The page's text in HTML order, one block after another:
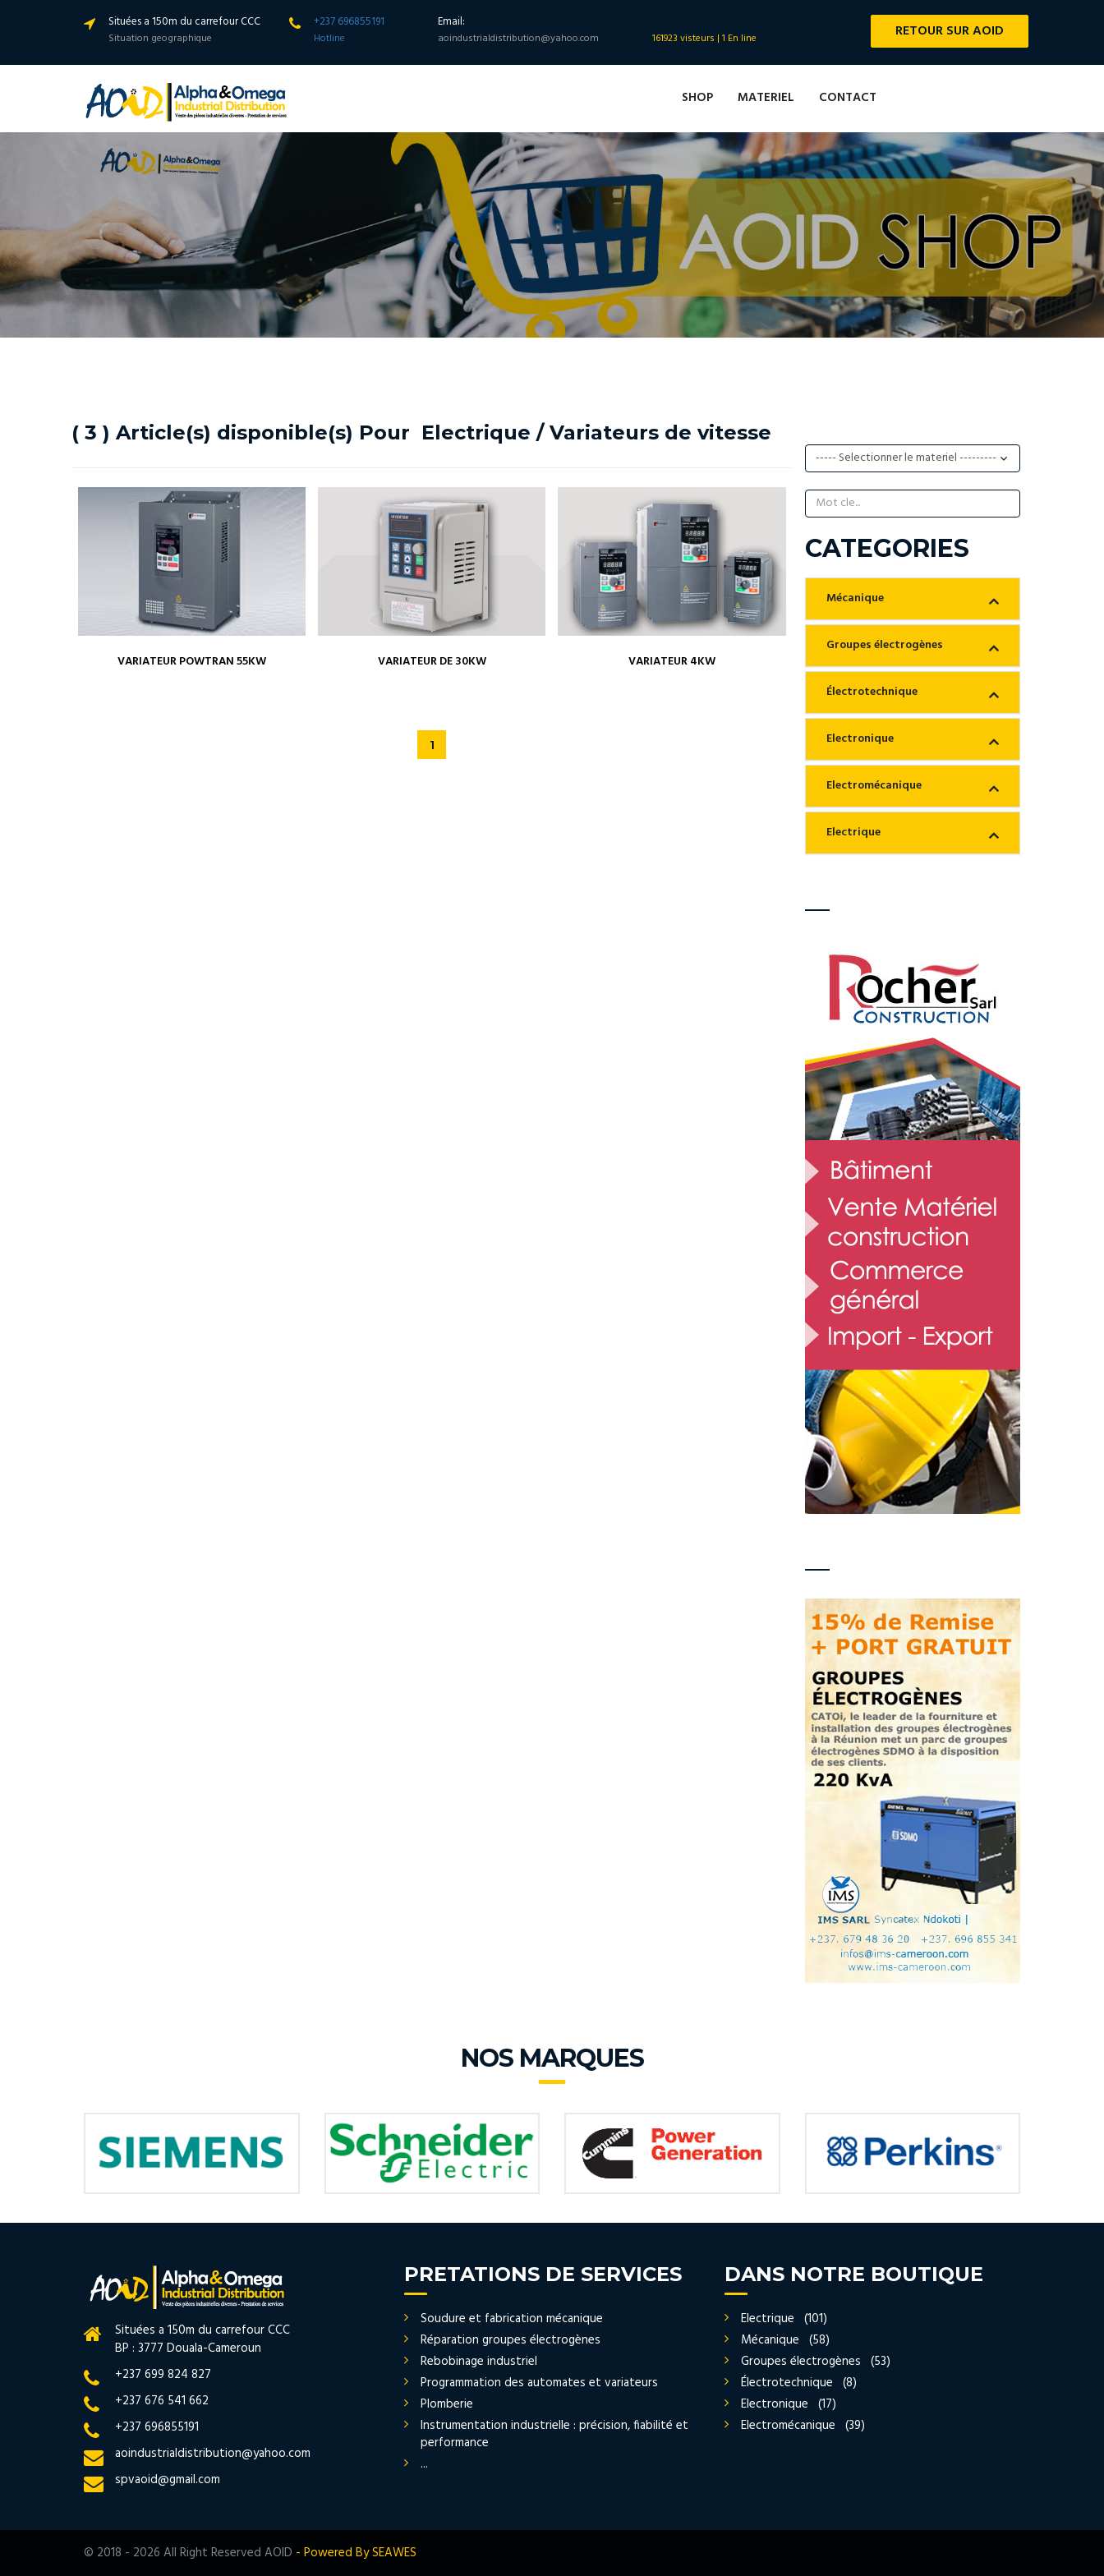
Situées a 150m du carrefour CCC
Situation geographique
+237 696855191
Hotline
Email:
aoindustrialdistribution@yahoo.com 161923 visteurs | 1 En line RETOUR SUR AOID
SHOP MATERIEL CONTACT
( 3 ) Article(s) disponible(s) Pour Electrique / Variateurs de vitesse
VARIATEUR POWTRAN 55KW VARIATEUR DE 30KW VARIATEUR 4KW
1
CATEGORIES
Mécanique
Groupes électrogènes
Électrotechnique
Electronique
Electromécanique
Electrique
NOS MARQUES
Situées a 150m du carrefour CCC
BP : 3777 Douala-Cameroun
+237 699 824 827
+237 676 541 662
+237 696855191
aoindustrialdistribution@yahoo.com
spvaoid@gmail.com
PRETATIONS DE SERVICES
Soudure et fabrication mécanique
Réparation groupes électrogènes
Rebobinage industriel
Programmation des automates et variateurs
Plomberie
Instrumentation industrielle : précision, fiabilité et
performance
...
DANS NOTRE BOUTIQUE
Electrique (101)
Mécanique (58)
Groupes électrogènes (53)
Électrotechnique (8)
Electronique (17)
Electromécanique (39)
© 2018 - 2026 All Right Reserved AOID - Powered By SEAWES